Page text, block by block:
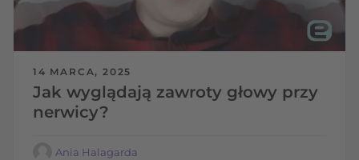
14 MARCA, 2025
Jak wyglądają zawroty głowy przy
nerwicy?
Ania Halagarda